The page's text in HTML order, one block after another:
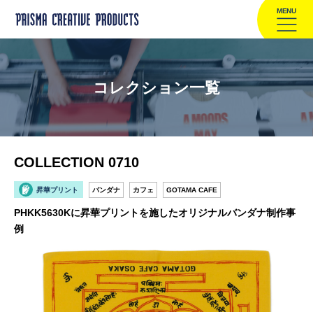
MENU
コレクション一覧
COLLECTION 0710
昇華プリント バンダナ カフェ GOTAMA CAFE
PHKK5630Kに昇華プリントを施したオリジナルバンダナ制作事
例